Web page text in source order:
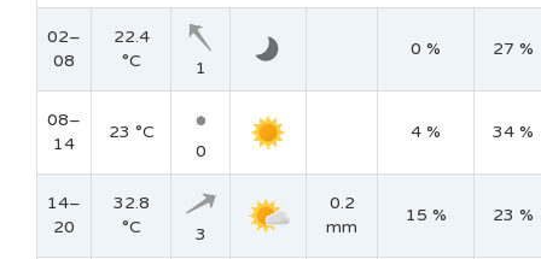
02–
08
22.4
°C
1
0 % 27 %
08–
14
23 °C
0
4 % 34 %
14–
20
32.8
°C
3
0.2
mm
15 % 23 %